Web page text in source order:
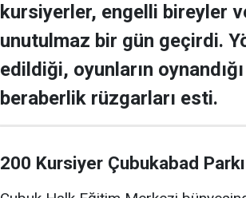
kursiyerler, engelli bireyler
unutulmaz bir gün geçirdi.
edildiği, oyunların
beraberlik rüzgarları esti.
200 Kursiyer Çubukabad